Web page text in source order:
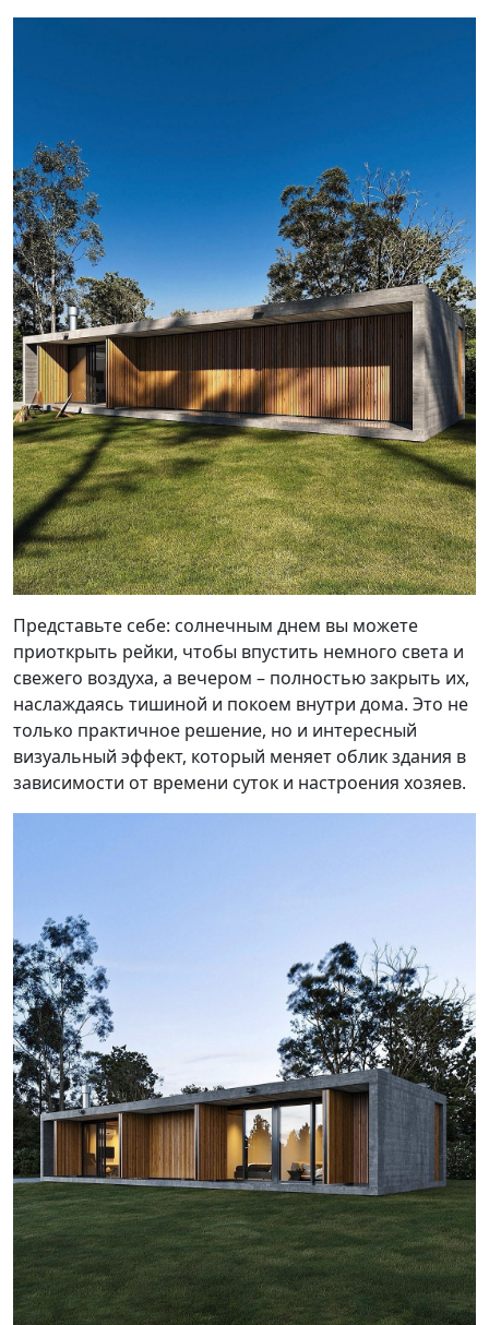
Представьте себе: солнечным днем вы можете
приоткрыть рейки, чтобы впустить немного света и
свежего воздуха, а вечером – полностью закрыть их,
наслаждаясь тишиной и покоем внутри дома. Это не
только практичное решение, но и интересный
визуальный эффект, который меняет облик здания в
зависимости от времени суток и настроения хозяев.